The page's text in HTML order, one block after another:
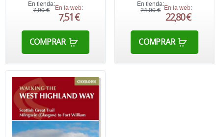
En tienda:
7,90 €
En la web:
7,51 €
COMPRAR
En tienda:
24,00 €
En la web:
22,80 €
COMPRAR